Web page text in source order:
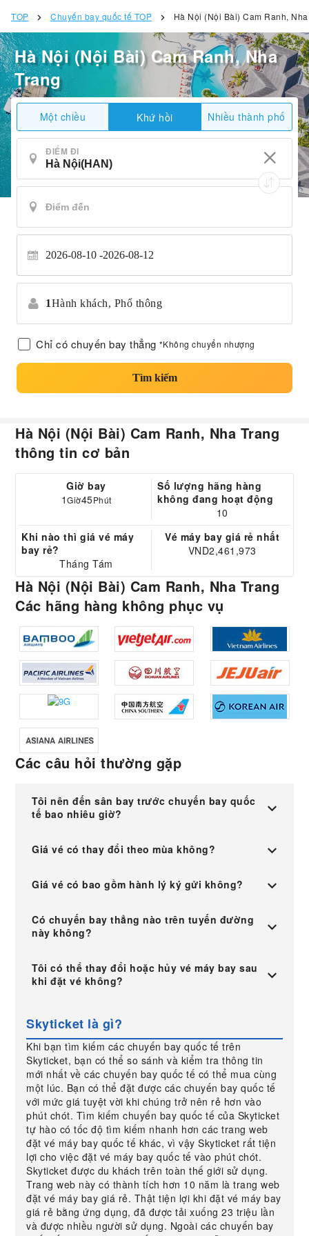
TOP Chuyến bay quốc tế TOP Hà Nội (Nội Bài) Cam Ranh,
Hà Nội (Nội Bài) Cam Ranh, Nha
Trang
Một chiều Khứ hồi Nhiều thành phố
ĐIỂM ĐI
2026-08-10 2026-08-12
1Hành khách, Phổ thông
Chỉ có chuyến bay thẳng *Không chuyển nhượng
Tìm kiếm
Hà Nội (Nội Bài) Cam Ranh, Nha Trang
thông tin cơ bản
Giờ bay
1Giờ45Phút
Số lượng hãng hàng
không đang hoạt động
10
Khi nào thì giá vé máy
bay rẻ?
Tháng Tám
Vé máy bay giá rẻ nhất
VND2,461,973
Hà Nội (Nội Bài) Cam Ranh, Nha Trang
Các hãng hàng không phục vụ
Các câu hỏi thường gặp
Tôi nên đến sân bay trước chuyến bay quốc
tế bao nhiêu giờ?
Giá vé có thay đổi theo mùa không?
Giá vé có bao gồm hành lý ký gửi không?
Có chuyến bay thẳng nào trên tuyến đường
này không?
Tôi có thể thay đổi hoặc hủy vé máy bay sau
khi đặt vé không?
Skyticket là gì?
Khi bạn tìm kiếm các chuyến bay quốc tế trên
Skyticket, bạn có thể so sánh và kiểm tra thông tin
mới nhất về các chuyến bay quốc tế có thể mua cùng
một lúc. Bạn có thể đặt được các chuyến bay quốc tế
với mức giá tuyệt vời khi chúng trở nên rẻ hơn vào
phút chót. Tìm kiếm chuyến bay quốc tế của Skyticket
tự hào có tốc độ tìm kiếm nhanh hơn các trang web
đặt vé máy bay quốc tế khác, vì vậy Skyticket rất tiện
lợi cho việc đặt vé máy bay quốc tế vào phút chót.
Skyticket được du khách trên toàn thế giới sử dụng.
Trang web này có thành tích hơn 10 năm là trang web
đặt vé máy bay giá rẻ. Thật tiện lợi khi đặt vé máy bay
giá rẻ bằng ứng dụng, đã được tải xuống 23 triệu lần
và được nhiều người sử dụng. Ngoài các chuyến bay